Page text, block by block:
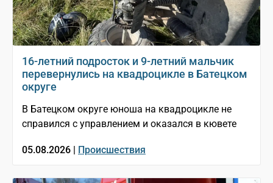
16-летний подросток и 9-летний мальчик
перевернулись на квадроцикле в Батецком
округе
В Батецком округе юноша на квадроцикле не
справился с управлением и оказался в кювете
05.08.2026 | Происшествия